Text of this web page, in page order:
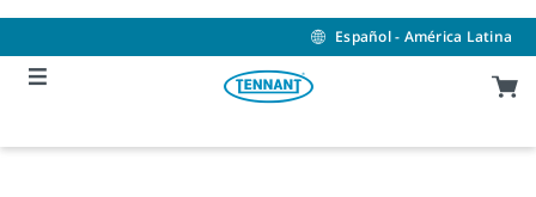
content
navigation
menu
Español - América Latina